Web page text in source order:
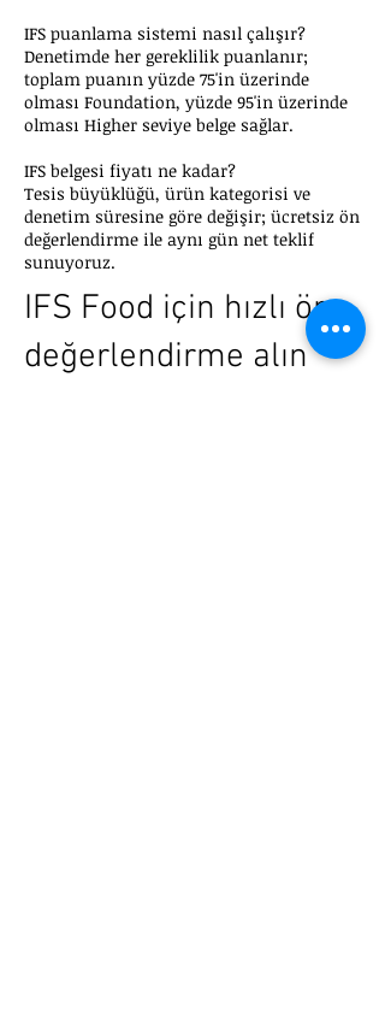
IFS puanlama sistemi nasıl çalışır?
Denetimde her gereklilik puanlanır;
toplam puanın yüzde 75'in üzerinde
olması Foundation, yüzde 95'in üzerinde
olması Higher seviye belge sağlar.
IFS belgesi fiyatı ne kadar?
Tesis büyüklüğü, ürün kategorisi ve
denetim süresine göre değişir; ücretsiz ön
değerlendirme ile aynı gün net teklif
sunuyoruz.
IFS Food için hızlı ön
değerlendirme alın